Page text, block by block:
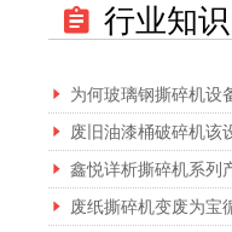
行业知识
为何玻璃钢撕碎机设
废旧油漆桶破碎机该
鑫悦详析撕碎机系列
废纸撕碎机变废为宝